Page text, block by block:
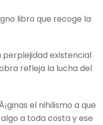
libro que recoge la
perplejidad existencial
refleja la lucha del
el nihilismo a que
a toda costa y ese